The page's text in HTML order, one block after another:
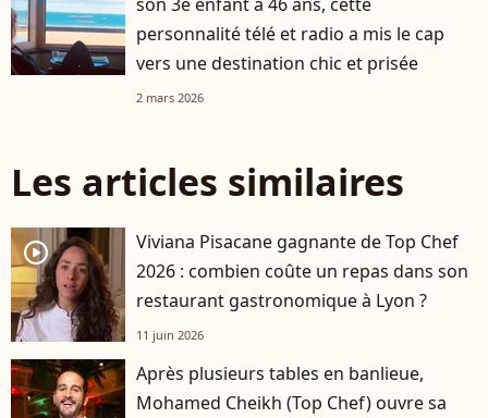
personnalité télé et radio a mis le cap
vers une destination chic et prisée
2 mars 2026
Les articles similaires
player2
Viviana Pisacane gagnante de Top Chef
2026 : combien coûte un repas dans son
restaurant gastronomique à Lyon ?
11 juin 2026
Après plusieurs tables en banlieue,
Mohamed Cheikh (Top Chef) ouvre sa